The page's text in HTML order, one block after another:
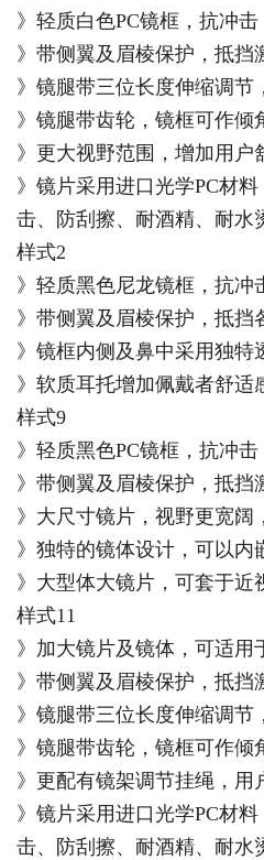
》轻质白色PC镜框，抗冲击
》带侧翼及眉棱保护，抵挡
》镜腿带三位长度伸缩调节
》镜腿带齿轮，镜框可作倾
》更大视野范围，增加用户
》镜片采用进口光学PC材
击、防刮擦、耐酒精、耐水
样式2
》轻质黑色尼龙镜框，抗冲
》带侧翼及眉棱保护，抵挡
》镜框内侧及鼻中采用独特
》软质耳托增加佩戴者舒适
样式9
》轻质黑色PC镜框，抗冲击
》带侧翼及眉棱保护，抵挡
》大尺寸镜片，视野更宽阔
》独特的镜体设计，可以内
》大型体大镜片，可套于近
样式11
》加大镜片及镜体，可适用
》带侧翼及眉棱保护，抵挡
》镜腿带三位长度伸缩调节
》镜腿带齿轮，镜框可作倾
》更配有镜架调节挂绳，用
》镜片采用进口光学PC材
击、防刮擦、耐酒精、耐水